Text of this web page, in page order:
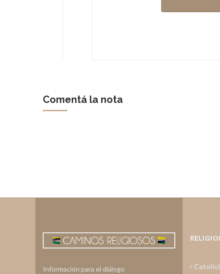
Comentá la nota
Información para el diálogo